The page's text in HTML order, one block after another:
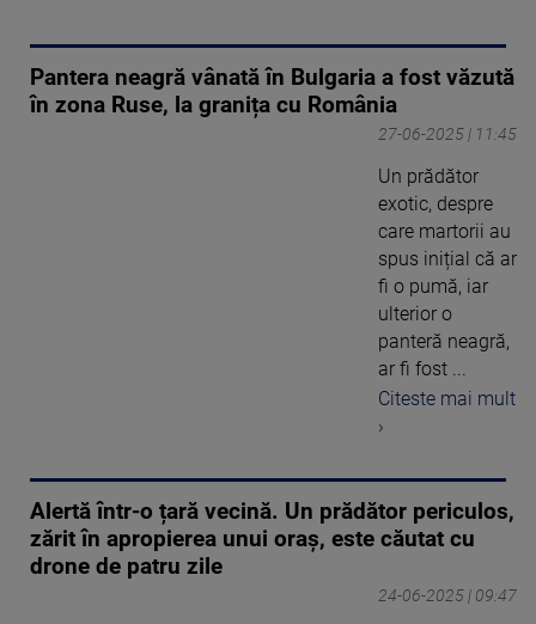
Pantera neagră vânată în Bulgaria a fost văzută
în zona Ruse, la granița cu România
27-06-2025 | 11:45
Un prădător
exotic, despre
care martorii au
spus inițial că ar
fi o pumă, iar
ulterior o
panteră neagră,
ar fi fost ...
Citeste mai mult
›
Alertă într-o țară vecină. Un prădător periculos,
zărit în apropierea unui oraș, este căutat cu
drone de patru zile
24-06-2025 | 09:47